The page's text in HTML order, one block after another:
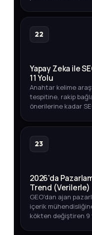
22
Yapay Zeka ile
11 Yolu
Anahtar kelime
tespitine, rakip
önerilerine kadar
23
2026'da
Trend (Verilerle)
GEO'dan ajan
içerik
kökten değiştiren 9